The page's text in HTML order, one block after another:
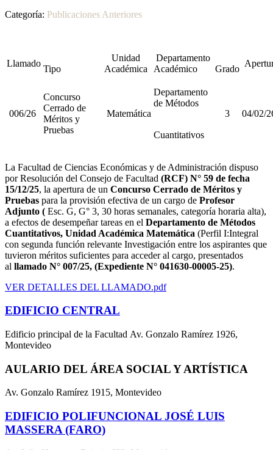
Categoría: Publicaciones Anteriores
Llamado
Tipo
Unidad
Académica
Departamento
Académico
Grado
006/26
Concurso
Cerrado de
Méritos y
Pruebas
Matemática
Departamento
de Métodos
Cuantitativos
3 04/02/
La Facultad de Ciencias Económicas y de Administración dispuso
por Resolución del Consejo de Facultad (RCF) N° 59 de fecha
15/12/25, la apertura de un Concurso Cerrado de Méritos y
Pruebas para la provisión efectiva de un cargo de Profesor
Adjunto ( Esc. G, G° 3, 30 horas semanales, categoría horaria alta),
a efectos de desempeñar tareas en el Departamento de Métodos
Cuantitativos, Unidad Académica Matemática (Perfil I:Integral
con segunda función relevante Investigación entre los aspirantes que
tuvieron méritos suficientes para acceder al cargo, presentados
al llamado N° 007/25, (Expediente N° 041630-00005-25).
VER DETALLES DEL LLAMADO.pdf
EDIFICIO CENTRAL
Edificio principal de la Facultad Av. Gonzalo Ramírez 1926,
Montevideo
AULARIO DEL ÁREA SOCIAL Y ARTÍSTICA
Av. Gonzalo Ramírez 1915, Montevideo
EDIFICIO POLIFUNCIONAL JOSÉ LUIS
MASSERA (FARO)